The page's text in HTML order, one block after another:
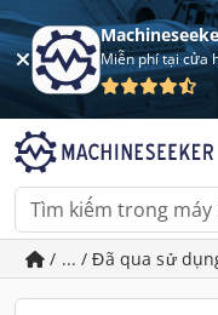
Miễn phí tại cửa
/ ... / Đã qua sử